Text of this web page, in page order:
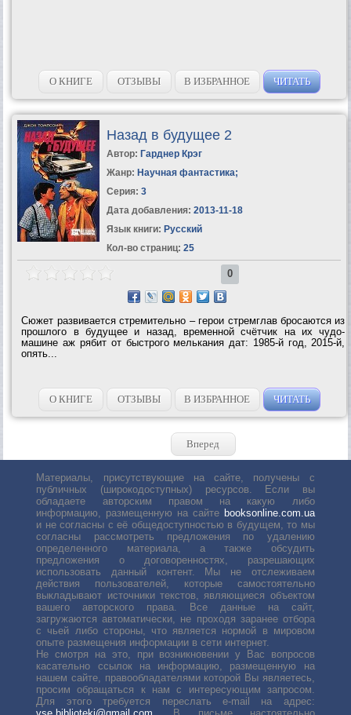
О КНИГЕ ОТЗЫВЫ В ИЗБРАННОЕ ЧИТАТЬ
Назад в будущее 2
Автор: Гарднер Крэг
Жанр: Научная фантастика;
Серия: 3
Дата добавления: 2013-11-18
Язык книги: Русский
Кол-во страниц: 25
0
Сюжет развивается стремительно – герои стремглав бросаются из
прошлого в будущее и назад, временной счётчик на их чудо-
машине аж рябит от быстрого мелькания дат: 1985-й год, 2015-й,
опять...
О КНИГЕ ОТЗЫВЫ В ИЗБРАННОЕ ЧИТАТЬ
Вперед
Материалы, присутствующие на сайте, получены с
публичных (широкодоступных) ресурсов. Если вы
обладаете авторским правом на какую либо
информацию, размещенную на сайте booksonline.com.ua
и не согласны с её общедоступностью в будущем, то мы
согласны рассмотреть предложения по удалению
определенного материала, а также обсудить
предложения о договоренностях, разрешающих
использовать данный контент. Мы не отслеживаем
действия пользователей, которые самостоятельно
выкладывают источники текстов, являющиеся объектом
вашего авторского права. Все данные на сайт,
загружаются автоматически, не проходя заранее отбора
с чьей либо стороны, что является нормой в мировом
опыте размещения информации в сети интернет.
Не смотря на это, при возникновении у Вас вопросов
касательно ссылок на информацию, размещенную на
нашем сайте, правообладателями которой Вы являетесь,
просим обращаться к нам с интересующим запросом.
Для этого требуется переслать е-mail на адрес: